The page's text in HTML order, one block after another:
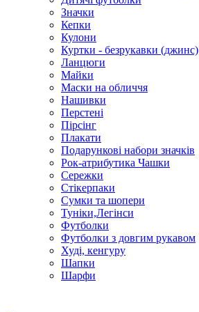
Значки
Кепки
Кулони
Куртки - безрукавки (джинс)
Ланцюги
Майки
Маски на обличчя
Нашивки
Перстені
Пірсінг
Плакати
Подарункові набори значків
Рок-атрибутика Чашки
Сережки
Стікерпаки
Сумки та шопери
Туніки,Легінси
Футболки
Футболки з довгим рукавом
Худі, кенгуру
Шапки
Шарфи